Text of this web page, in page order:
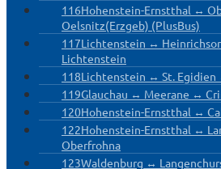
116Hohenstein-Ernstthal ↔
Oelsnitz(Erzgeb) (PlusBus)
117Lichtenstein ↔
Lichtenstein
118Lichtenstein ↔ St. Egidien
119Glauchau ↔ Meerane ↔
120Hohenstein-Ernstthal ↔
122Hohenstein-Ernstthal ↔
Oberfrohna
123Waldenburg ↔